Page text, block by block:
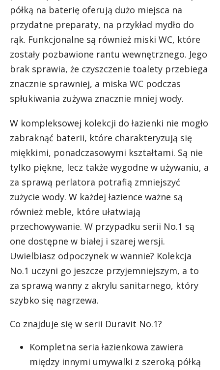
półką na baterię oferują dużo miejsca na
przydatne preparaty, na przykład mydło do
rąk. Funkcjonalne są również miski WC, które
zostały pozbawione rantu wewnętrznego. Jego
brak sprawia, że czyszczenie toalety przebiega
znacznie sprawniej, a miska WC podczas
spłukiwania zużywa znacznie mniej wody.
W kompleksowej kolekcji do łazienki nie mogło
zabraknąć baterii, które charakteryzują się
miękkimi, ponadczasowymi kształtami. Są nie
tylko piękne, lecz także wygodne w używaniu, a
za sprawą perlatora potrafią zmniejszyć
zużycie wody. W każdej łazience ważne są
również meble, które ułatwiają
przechowywanie. W przypadku serii No.1 są
one dostępne w białej i szarej wersji.
Uwielbiasz odpoczynek w wannie? Kolekcja
No.1 uczyni go jeszcze przyjemniejszym, a to
za sprawą wanny z akrylu sanitarnego, który
szybko się nagrzewa.
Co znajduje się w serii Duravit No.1?
Kompletna seria łazienkowa zawiera
między innymi umywalki z szeroką półką